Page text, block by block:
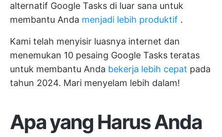
alternatif Google Tasks di luar sana untuk
membantu Anda menjadi lebih produktif .
Kami telah menyisir luasnya internet dan
menemukan 10 pesaing Google Tasks teratas
untuk membantu Anda bekerja lebih cepat pada
tahun 2024. Mari menyelam lebih dalam!
Apa yang Harus Anda